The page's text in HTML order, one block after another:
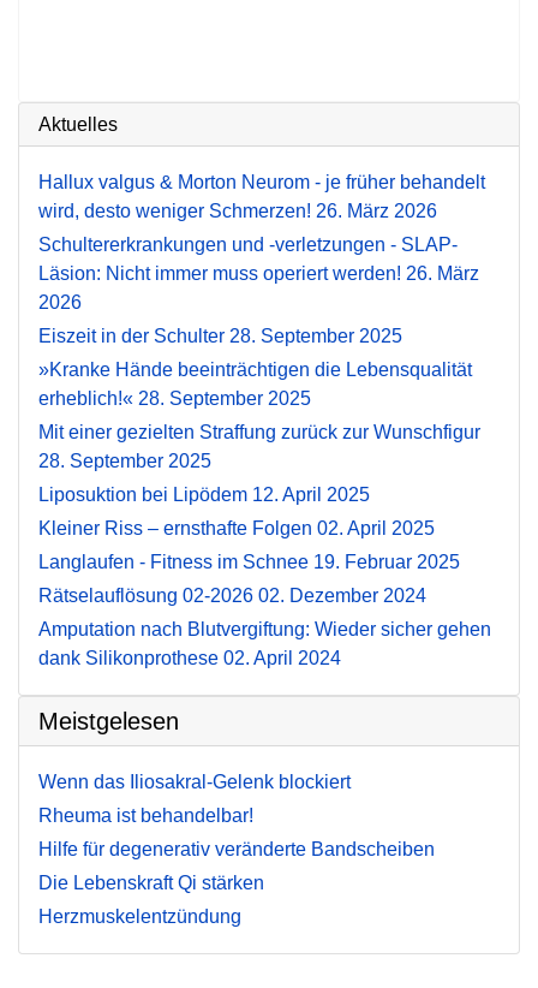
Aktuelles
Hallux valgus & Morton Neurom - je früher behandelt
wird, desto weniger Schmerzen! 26. März 2026
Schultererkrankungen und -verletzungen - SLAP-
Läsion: Nicht immer muss operiert werden! 26. März
2026
Eiszeit in der Schulter 28. September 2025
»Kranke Hände beeinträchtigen die Lebensqualität
erheblich!« 28. September 2025
Mit einer gezielten Straffung zurück zur Wunschfigur
28. September 2025
Liposuktion bei Lipödem 12. April 2025
Kleiner Riss – ernsthafte Folgen 02. April 2025
Langlaufen - Fitness im Schnee 19. Februar 2025
Rätselauflösung 02-2026 02. Dezember 2024
Amputation nach Blutvergiftung: Wieder sicher gehen
dank Silikonprothese 02. April 2024
Meistgelesen
Wenn das Iliosakral-Gelenk blockiert
Rheuma ist behandelbar!
Hilfe für degenerativ veränderte Bandscheiben
Die Lebenskraft Qi stärken
Herzmuskelentzündung